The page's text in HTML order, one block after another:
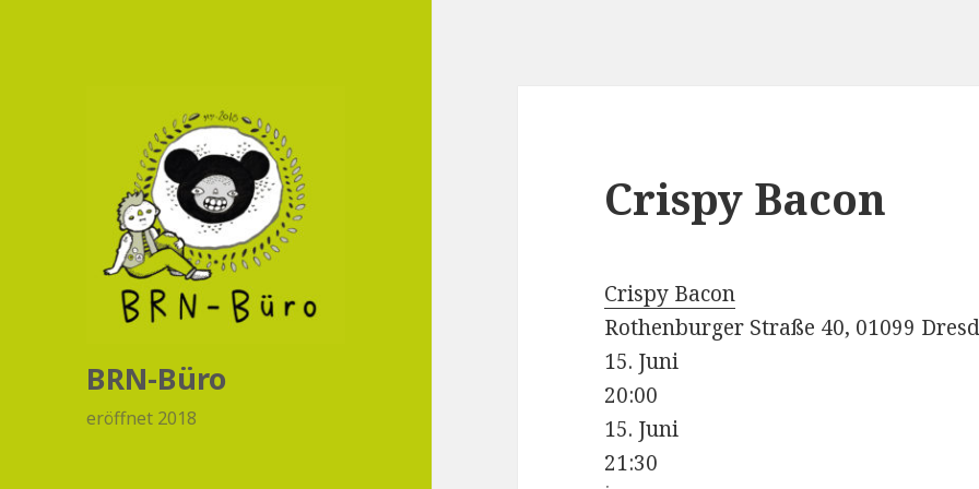
BRN-Büro
eröffnet 2018
Crispy Bacon
Crispy Bacon
Rothenburger Straße 40, 01099
15. Juni
20:00
15. Juni
21:30